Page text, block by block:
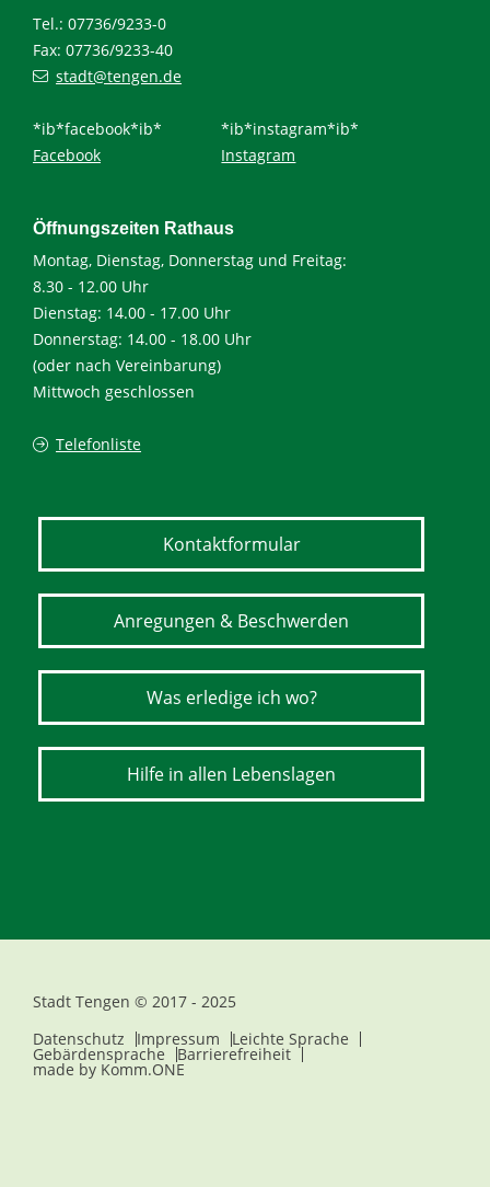
Tel.: 07736/9233-0
Fax: 07736/9233-40
stadt@tengen.de
*ib*facebook*ib*
Facebook
*ib*instagram*ib*
Instagram
Öffnungszeiten Rathaus
Montag, Dienstag, Donnerstag und Freitag:
8.30 - 12.00 Uhr
Dienstag: 14.00 - 17.00 Uhr
Donnerstag: 14.00 - 18.00 Uhr
(oder nach Vereinbarung)
Mittwoch geschlossen
Telefonliste
Kontaktformular
Anregungen & Beschwerden
Was erledige ich wo?
Hilfe in allen Lebenslagen
Stadt Tengen © 2017 - 2025
Datenschutz
Impressum Leichte Sprache
Gebärdensprache Barrierefreiheit
made by Komm.ONE